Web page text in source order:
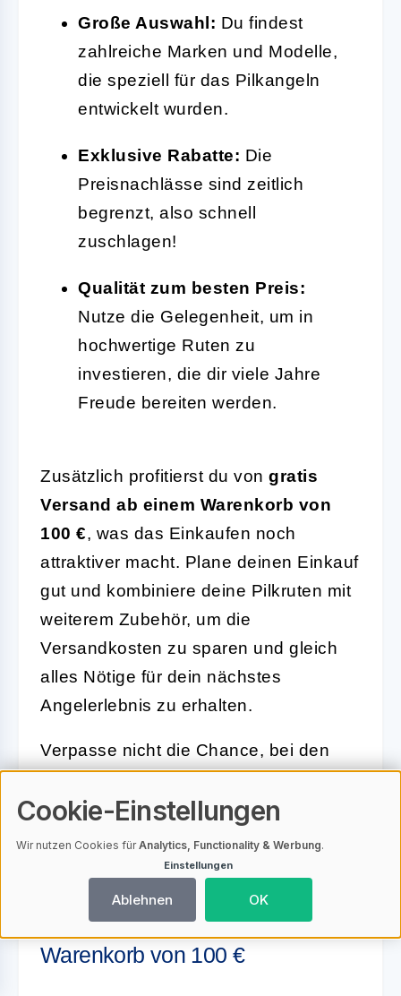
Große Auswahl: Du findest
zahlreiche Marken und Modelle,
die speziell für das Pilkangeln
entwickelt wurden.
Exklusive Rabatte: Die
Preisnachlässe sind zeitlich
begrenzt, also schnell
zuschlagen!
Qualität zum besten Preis:
Nutze die Gelegenheit, um in
hochwertige Ruten zu
investieren, die dir viele Jahre
Freude bereiten werden.
Zusätzlich profitierst du von gratis
Versand ab einem Warenkorb von
100 €, was das Einkaufen noch
attraktiver macht. Plane deinen Einkauf
gut und kombiniere deine Pilkruten mit
weiterem Zubehör, um die
Versandkosten zu sparen und gleich
alles Nötige für dein nächstes
Angelerlebnis zu erhalten.
Verpasse nicht die Chance, bei den
BLACK-WEEK-DEALSaufAngeln-
Shop.dezu sparen. Jetzt entdecken
Gratis Versand ab einem
Warenkorb von 100 €
Cookie-Einstellungen
Wir nutzen Cookies fürAnalytics, Functionality & Werbung.
Einstellungen
Ablehnen OK